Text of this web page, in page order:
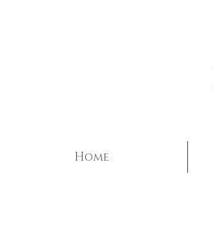
Home